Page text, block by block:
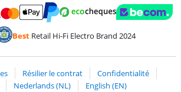
et Visa via ClickToPay
Payer avec PayPal
BestRetail Hi-Fi Electro Brand 2024
Résilier le contrat
Confidentialité
Nederlands (NL)
English (EN)